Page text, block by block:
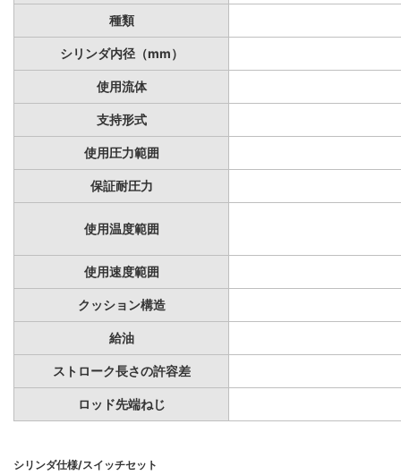
種類
シリンダ内径（mm）
使用流体
支持形式
使用圧力範囲
保証耐圧力
使用温度範囲
使用速度範囲
クッション構造
給油
ストローク長さの許容差
ロッド先端ねじ
シリンダ仕様/スイッチセット